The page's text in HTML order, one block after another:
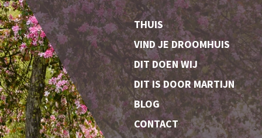
THUIS
VIND JE DROOMHUIS
DIT DOEN WIJ
DIT IS DOOR MARTIJN
BLOG
CONTACT